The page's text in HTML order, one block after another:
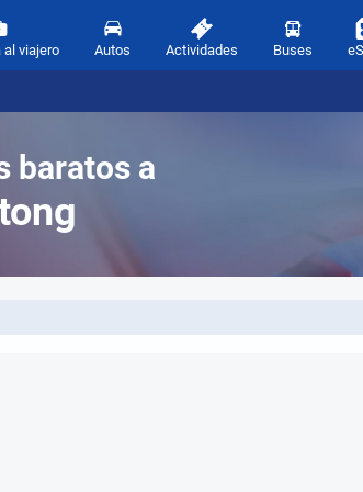
viajero Autos Actividades Buses
baratos a